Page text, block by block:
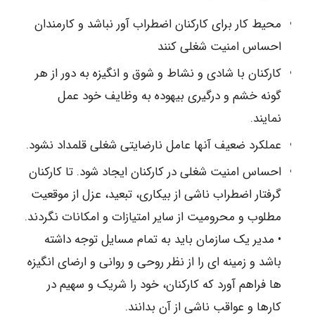
محیط کار برای کارکنان اضطراب آور نباشد و کارمندان
احساس امنیت شغلی کنند
کارکنان با شادی و نشاط و شوق و انگیزه به دور از هر
گونه خشم و درگیری بیهوده به وظایف خود عمل
نمایند.
عملکرد ضعیف آنها عامل نارضایتی شغلی قلمداد نشود.
احساس امنیت شغلی در کارکنان ایجاد شود. تا کارکنان
گرفتار اضطراب ناشی از بیکاری، تبعید، عزل از موقعیت
مطلوب و محرومیت از سایر امتیازات و امکانات نگردند.
• مدیر یک سازمان باید به تمام مسایل توجه داشته
باشد و زمینه ای را از نظر روحی و روانی و ارضای انگیزه
ها فراهم آورد که کارکنان، خود را شریک و سهیم در
کارها و عواقب ناشی از آن بدانند.